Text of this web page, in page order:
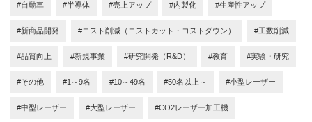
#自動車 #半導体 #売上アップ #内製化 #生産性アップ
#新商品開発 #コスト削減（コストカット・コストダウン） #工数削減
#品質向上 #新規事業 #研究開発（R&D） #教育 #実験・研究
#その他 #1～9名 #10～49名 #50名以上～ #小型レーザー
#中型レーザー #大型レーザー #CO2レーザー加工機